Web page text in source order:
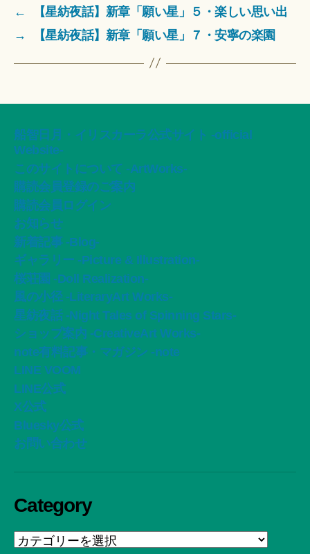
←
【星紡夜話】新章「願い星」５・楽しい思い出
→
【星紡夜話】新章「願い星」７・安寧の楽園
船智日月・イリスカーラ公式サイト -official
Website-
このサイトについて -ArtWorks-
購読会員登録のご案内
購読会員ログイン
お知らせ
新着記事 -Blog-
ギャラリー -Picture & Illustration-
桜荘園 -Doll Realization-
風の小径 -LiteraryArt Works-
星紡夜話 -Night Tales of Spinning Stars-
ショップ案内 -CreativeArt Works-
note有料記事・マガジン -note
LINE VOOM
LINE公式
X公式
Bluesky公式
お問い合わせ
Category
Category